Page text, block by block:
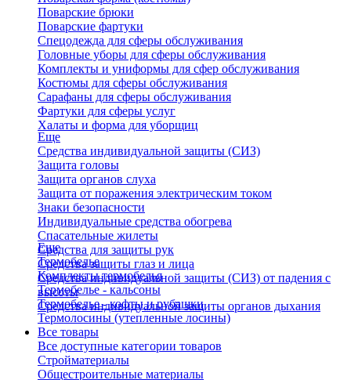
Поварские брюки
Поварские фартуки
Спецодежда для сферы обслуживания
Головные уборы для сферы обслуживания
Комплекты и униформы для сфер обслуживания
Костюмы для сферы обслуживания
Сарафаны для сферы обслуживания
Фартуки для сферы услуг
Халаты и форма для уборщиц
Еще
Средства индивидуальной защиты (СИЗ)
Защита головы
Защита органов слуха
Защита от поражения электрическим током
Знаки безопасности
Индивидуальные средства обогрева
Спасательные жилеты
Средства для защиты рук
Средства защиты глаз и лица
Средства индивидуальной защиты (СИЗ) от падения с
высоты
Средства индивидуальной защиты органов дыхания
Еще
Термобелье
Комплекты термобелья
Термобелье - кальсоны
Термобелье - кофты и рубашки
Термолосины (утепленные лосины)
Все товары
Все доступные категории товаров
Стройматериалы
Общестроительные материалы